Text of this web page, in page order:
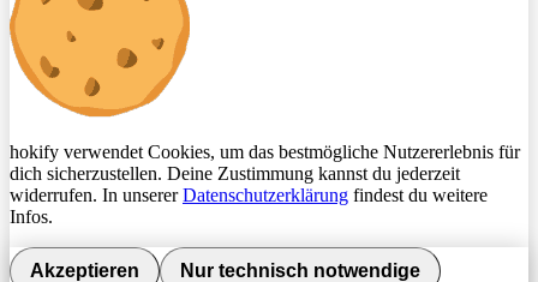
hokify verwendet Cookies, um das bestmögliche Nutzererlebnis für
dich sicherzustellen. Deine Zustimmung kannst du jederzeit
widerrufen. In unsererDatenschutzerklärung findest du weitere
Infos.
Akzeptieren Nur technisch notwendige